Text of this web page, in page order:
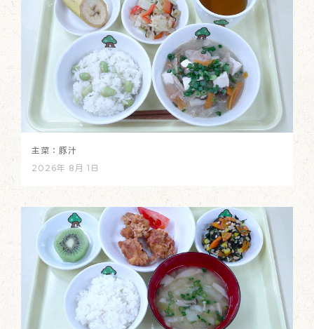
主菜：豚汁
2026年 8月 1日